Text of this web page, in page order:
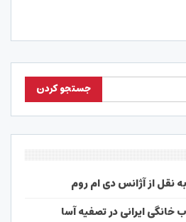
نقل از آژانس دی ام روم
خانگی ایرانی در تصفیه آسا